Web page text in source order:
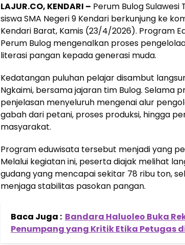
LAJUR.CO, KENDARI – Perum Bulog
siswa SMA Negeri 9 Kendari berkunjung ke
Kendari Barat, Kamis (23/4/2026). Program
Perum Bulog mengenalkan proses
literasi pangan kepada generasi muda.
Kedatangan puluhan pelajar disambut
Ngkaimi, bersama jajaran tim Bulog. Selama
penjelasan menyeluruh mengenai alur
gabah dari petani, proses produksi, hingga
masyarakat.
Program eduwisata tersebut menjadi yang
Melalui kegiatan ini, peserta diajak melihat
gudang yang mencapai sekitar 78 ribu ton,
menjaga stabilitas pasokan pangan.
Baca Juga : Bandara Haluoleo Buka
Penumpang yang Kritik Etika Petugas